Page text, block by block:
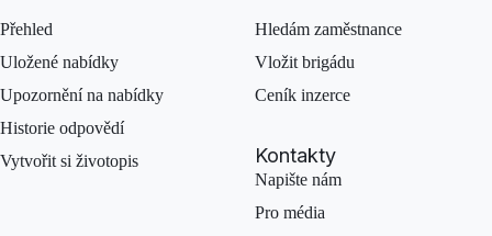
Přehled
Uložené nabídky
Upozornění na nabídky
Historie odpovědí
Vytvořit si životopis
Hledám zaměstnance
Vložit brigádu
Ceník inzerce
Kontakty
Napište nám
Pro média